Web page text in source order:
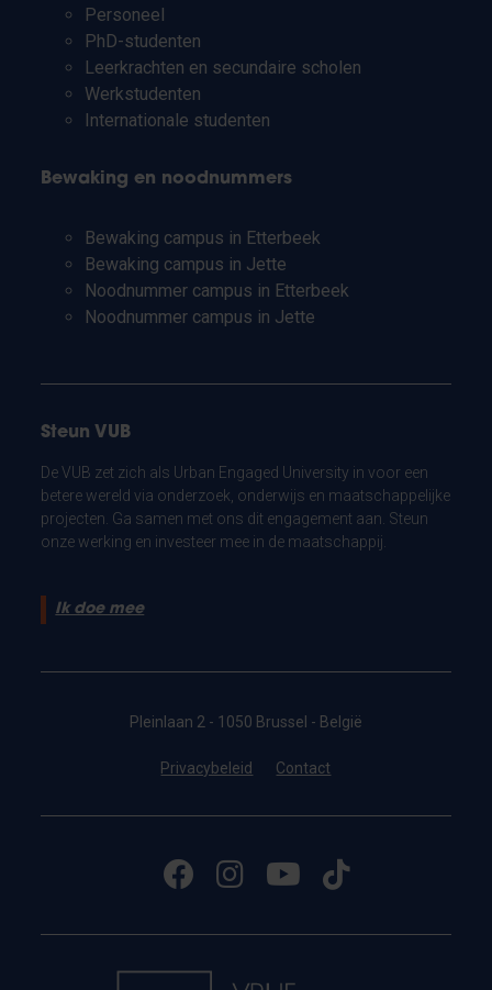
Personeel
PhD-studenten
Leerkrachten en secundaire scholen
Werkstudenten
Internationale studenten
Bewaking en noodnummers
Bewaking campus in Etterbeek
Bewaking campus in Jette
Noodnummer campus in Etterbeek
Noodnummer campus in Jette
Steun VUB
De VUB zet zich als Urban Engaged University in voor een
betere wereld via onderzoek, onderwijs en maatschappelijke
projecten. Ga samen met ons dit engagement aan. Steun
onze werking en investeer mee in de maatschappij.
Ik doe mee
Pleinlaan 2 - 1050 Brussel - België
Privacybeleid Contact